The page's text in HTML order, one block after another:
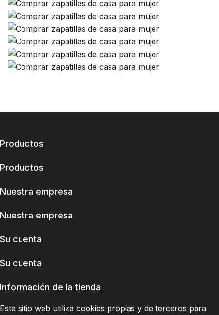
Productos
Productos
Nuestra empresa
Nuestra empresa
Su cuenta
Su cuenta
Información de la tienda
Este sitio web utiliza cookies propias y de terceros para